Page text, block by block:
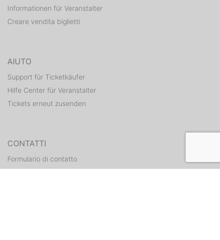
Informationen für Veranstalter
Creare vendita biglietti
AIUTO
Support für Ticketkäufer
Hilfe Center für Veranstalter
Tickets erneut zusenden
CONTATTI
Formulario di contatto